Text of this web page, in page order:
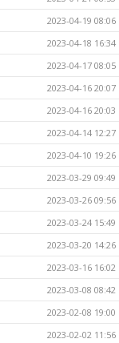
2023-04-19 08:06
2023-04-18 16:34
2023-04-17 08:05
2023-04-16 20:07
2023-04-16 20:03
2023-04-14 12:27
2023-04-10 19:26
2023-03-29 09:49
2023-03-26 09:56
2023-03-24 15:49
2023-03-20 14:26
2023-03-16 16:02
2023-03-08 08:42
2023-02-08 19:00
2023-02-02 11:56